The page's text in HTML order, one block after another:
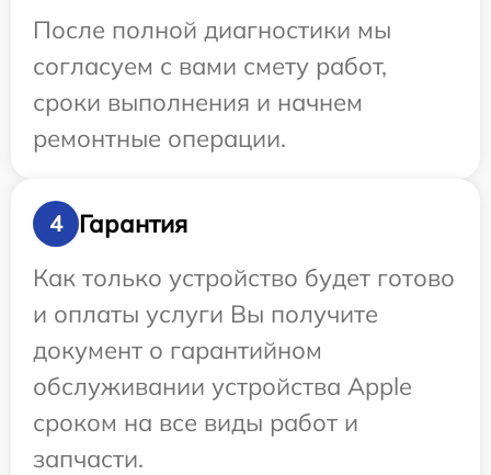
После полной диагностики мы
согласуем с вами смету работ,
сроки выполнения и начнем
ремонтные операции.
4
Гарантия
Как только устройство будет готово
и оплаты услуги Вы получите
документ о гарантийном
обслуживании устройства Apple
сроком на все виды работ и
запчасти.